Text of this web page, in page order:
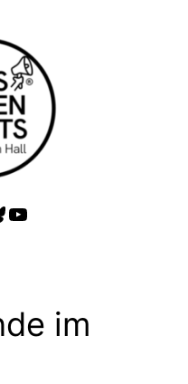
YouTube
im